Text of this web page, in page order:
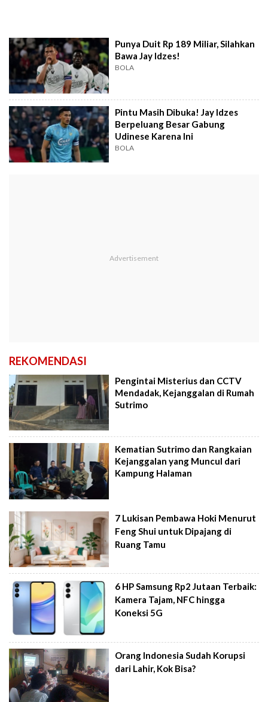
Punya Duit Rp 189 Miliar, Silahkan
Bawa Jay Idzes!
BOLA
Pintu Masih Dibuka! Jay Idzes
Berpeluang Besar Gabung
Udinese Karena Ini
BOLA
REKOMENDASI
Pengintai Misterius dan CCTV
Mendadak, Kejanggalan di Rumah
Sutrimo
Kematian Sutrimo dan Rangkaian
Kejanggalan yang Muncul dari
Kampung Halaman
7 Lukisan Pembawa Hoki Menurut
Feng Shui untuk Dipajang di
Ruang Tamu
6 HP Samsung Rp2 Jutaan Terbaik:
Kamera Tajam, NFC hingga
Koneksi 5G
Orang Indonesia Sudah Korupsi
dari Lahir, Kok Bisa?